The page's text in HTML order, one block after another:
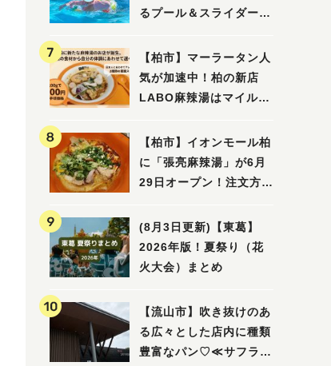
るプール＆スライダーに
ル」を親子で満喫してき
ました！
【柏市】マーラータン人
気が加速中！柏の新店
LABO麻辣湯はマイルド
【柏市】イオンモール柏
に「張亮麻辣湯」が6月
29日オープン！注文方法
ビュー
(8月3日更新)【東葛】
2026年版！夏祭り（花
火大会）まとめ
【流山市】吹き抜けのあ
る広々とした店内に種類
豊富なパン♡≪サフラン